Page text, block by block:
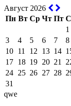
Август 2026
Пн Вт Ср Чт Пт
1
3
4 5 6 7 8
10 11 12 13 14
17 18 19 20 21
24 25 26 27 28
31
qwe